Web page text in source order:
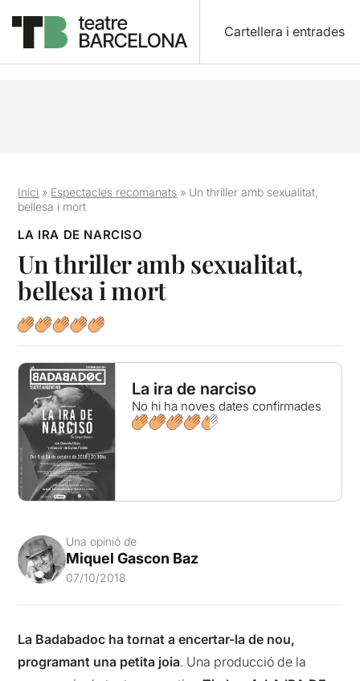
Cartellera i entrades
Inici » Espectacles recomanats » Un thriller amb sexualitat,
bellesa i mort
LA IRA DE NARCISO
Un thriller amb sexualitat,
bellesa i mort
La ira de narciso
No hi ha noves dates confirmades
Una opinió de
Miquel Gascon Baz
07/10/2018
La Badabadoc ha tornat a encertar-la de nou,
programant una petita joia. Una producció de la